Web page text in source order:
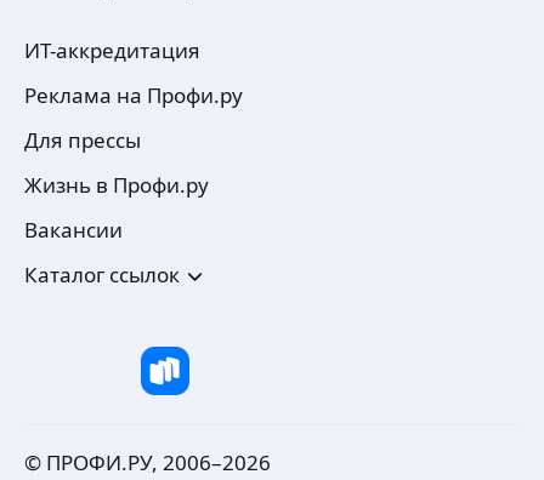
ИТ-аккредитация
Реклама на Профи.ру
Для прессы
Жизнь в Профи.ру
Вакансии
Каталог ссылок
© ПРОФИ.РУ, 2006–2026